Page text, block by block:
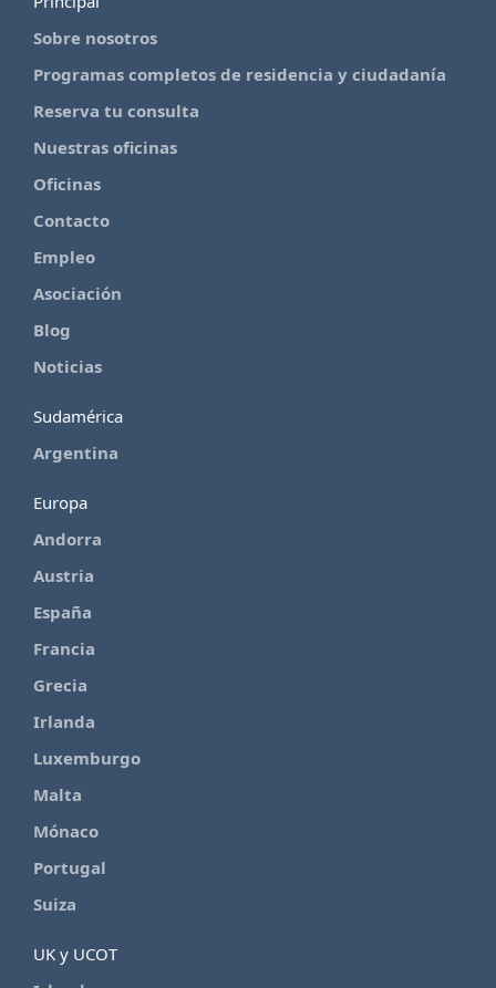
Sobre nosotros
Programas completos de residencia y ciudadanía
Reserva tu consulta
Nuestras oficinas
Oficinas
Contacto
Empleo
Asociación
Blog
Noticias
Sudamérica
Argentina
Europa
Andorra
Austria
España
Francia
Grecia
Irlanda
Luxemburgo
Malta
Mónaco
Portugal
Suiza
UK y UCOT